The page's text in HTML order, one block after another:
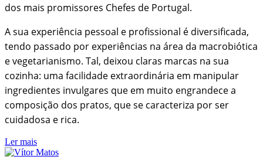
dos mais promissores Chefes de Portugal.
A sua experiência pessoal e profissional é diversificada,
tendo passado por experiências na área da macrobiótica
e vegetarianismo. Tal, deixou claras marcas na sua
cozinha: uma facilidade extraordinária em manipular
ingredientes invulgares que em muito engrandece a
composição dos pratos, que se caracteriza por ser
cuidadosa e rica.
Ler mais